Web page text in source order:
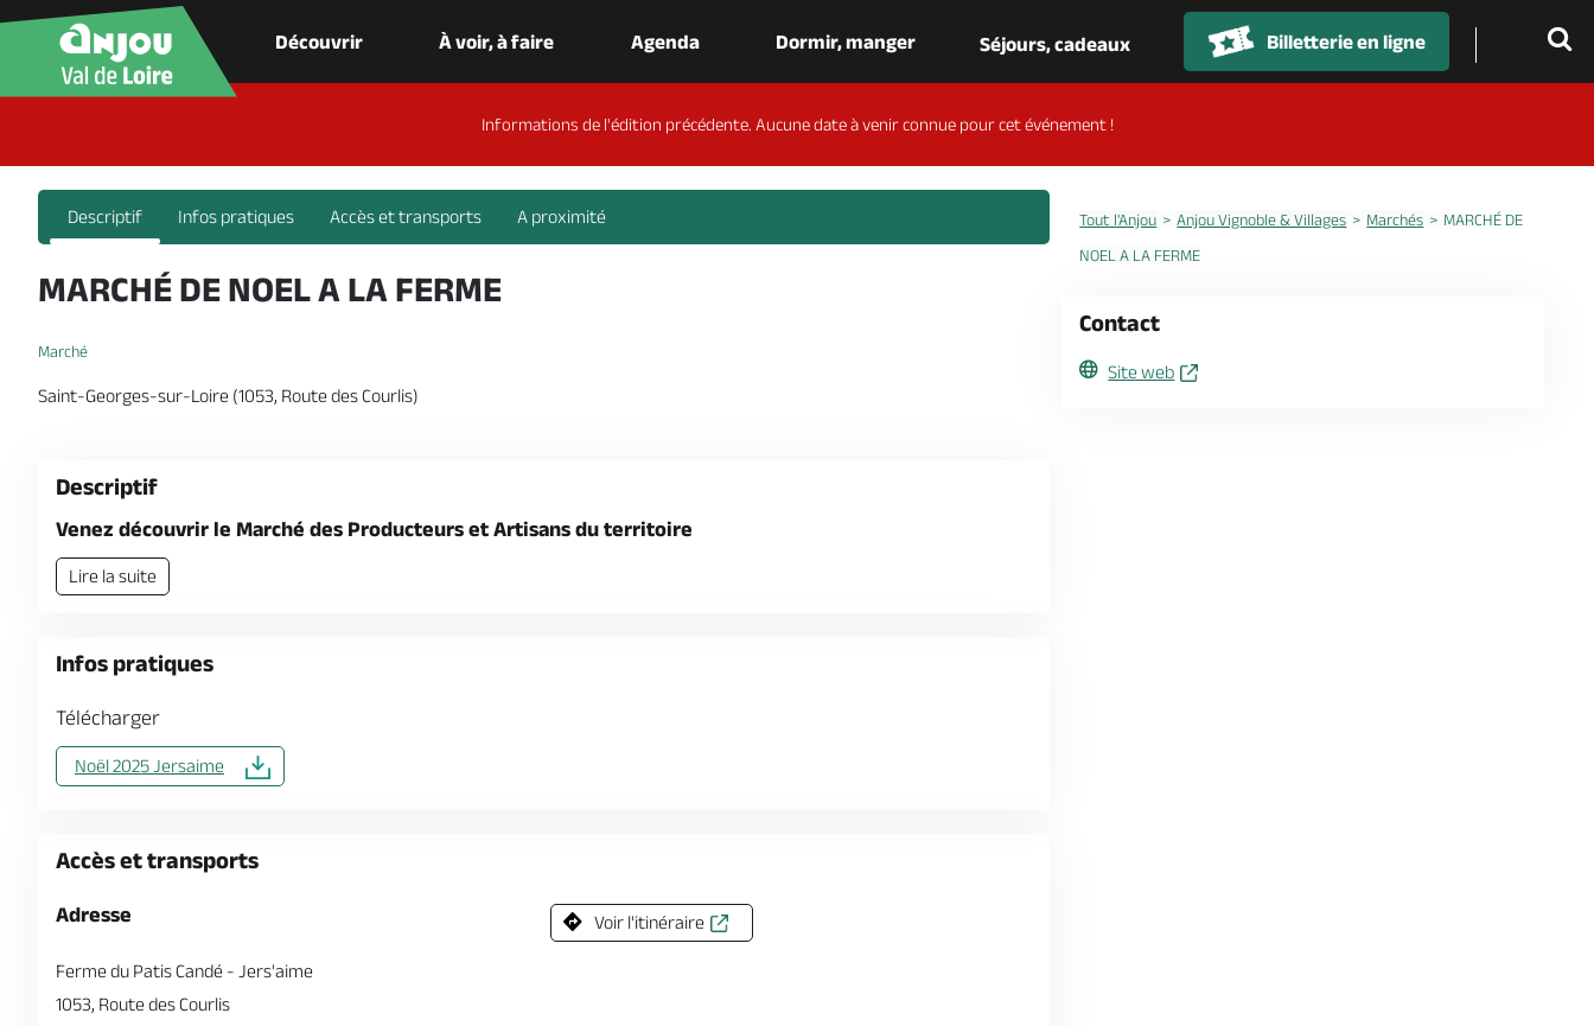
Découvrir À voir, à faire Agenda Dormir, manger Séjours, cadeaux Billetterie en ligne
Informations de l'édition précédente. Aucune date à venir connue pour cet événement !
Descriptif Infos pratiques Accès et transports A proximité
MARCHÉ DE NOEL A LA FERME
Marché
Saint-Georges-sur-Loire (1053, Route des Courlis)
Descriptif
Venez découvrir le Marché des Producteurs et Artisans du territoire
Lire la suite
Infos pratiques
Télécharger
Noël 2025 Jersaime
Accès et transports
Adresse
Ferme du Patis Candé - Jers'aime
1053, Route des Courlis
Voir l'itinéraire
Tout l'Anjou Anjou Vignoble & Villages Marchés
MARCHÉ DE
NOEL A LA FERME
Contact
Site web